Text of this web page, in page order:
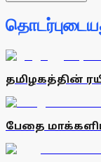
தமிழகத்தின்
பேதை